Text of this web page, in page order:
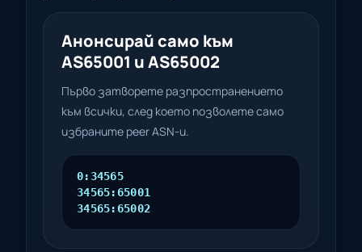
Анонсирай само към
AS65001 и AS65002
Първо затворете разпространението
към всички, след което позволете само
избраните peer ASN-и.
0:34565
34565:65001
34565:65002